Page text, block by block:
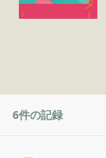
6件の記録